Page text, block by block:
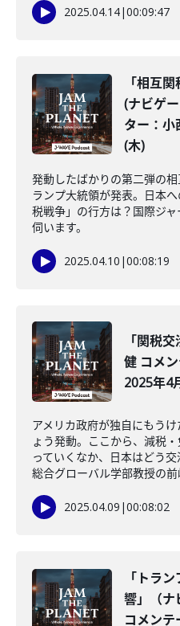
2025.04.14|00:09:47
「相互
(ナビゲ
ター：小
(木)
発動したばかりの第二弾の
ランプ大統領が発表。日本
税戦争」の行方は？国際ジ
伺います。
2025.04.10 |00:08:19
「関税
健 コメ
2025年4
アメリカ政府が独自にもう
ょう発動。ここから、減税
っていくなか、日本はどう
総合グローバル学部教授の
2025.04.09 |00:08:02
「トラ
響」（ナ
コメン